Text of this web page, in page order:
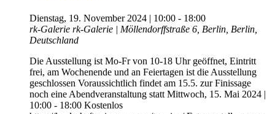
Dienstag, 19. November 2024 | 10:00 - 18:00
rk-Galerie rk-Galerie | Möllendorffstraße 6, Berlin, Berlin,
Deutschland
Die Ausstellung ist Mo-Fr von 10-18 Uhr geöffnet, Eintritt
frei, am Wochenende und an Feiertagen ist die Ausstellung
geschlossen Voraussichtlich findet am 15.5. zur Finissage
noch eine Abendveranstaltung statt Mittwoch, 15. Mai 2024 |
10:00 - 18:00 Kostenlos